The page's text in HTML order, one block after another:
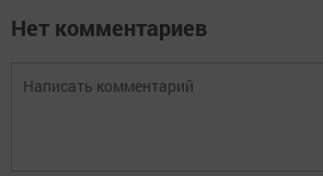
Нет комментариев